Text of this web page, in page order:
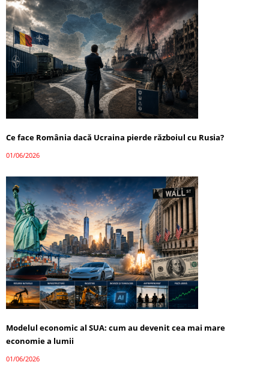
Ce face România dacă Ucraina pierde războiul cu Rusia?
01/06/2026
Modelul economic al SUA: cum au devenit cea mai mare
economie a lumii
01/06/2026